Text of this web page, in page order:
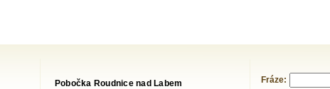
Pobočka Roudnice nad Labem Fráze: